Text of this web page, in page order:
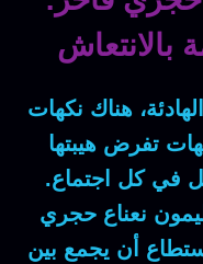
بالانتعاش
هناك نكهات
تفرض هيبتها
في كل اجتماع.
نعناع حجري
أن يجمع بين